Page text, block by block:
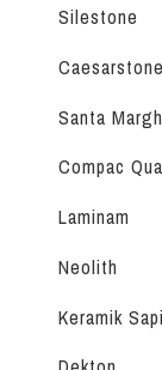
Silestone
Caesarstone
Santa
Compac
Laminam
Neolith
Keramik